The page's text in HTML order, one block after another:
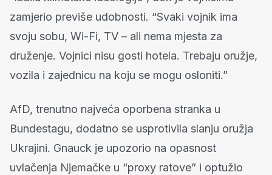
zamjerio previše udobnosti. “Svaki vojnik ima
svoju sobu, Wi-Fi, TV – ali nema mjesta za
druženje. Vojnici nisu gosti hotela. Trebaju oružje,
vozila i zajednicu na koju se mogu osloniti.”
AfD, trenutno najveća oporbena stranka u
Bundestagu, dodatno se usprotivila slanju oružja
Ukrajini. Gnauck je upozorio na opasnost
uvlačenja Njemačke u “proxy ratove” i optužio